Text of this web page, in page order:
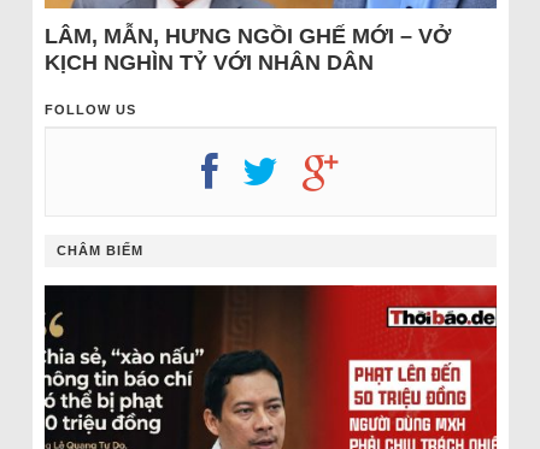
LÂM, MẪN, HƯNG NGỒI GHẾ MỚI – VỞ
KỊCH NGHÌN TỶ VỚI NHÂN DÂN
FOLLOW US
CHÂM BIẾM